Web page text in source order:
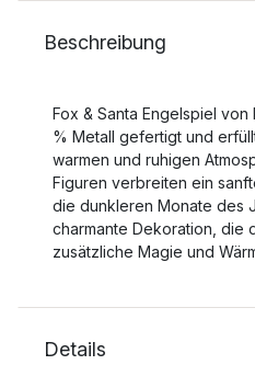
Beschreibung
Fox & Santa Engelspiel von
% Metall gefertigt und
warmen und ruhigen
Figuren verbreiten ein
die dunkleren Monate des
charmante Dekoration, die
zusätzliche Magie und
Details